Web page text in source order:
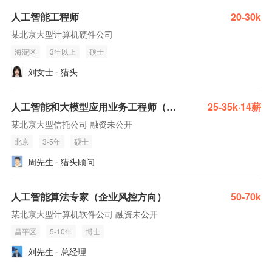
人工智能工程师 20-30k
某北京大型计算机硬件公司
海淀区 3年以上 硕士
刘女士 · 猎头
人工智能和大模型应用业务工程师（信息技术部） 25-35k·14薪
某北京大型信托公司 融资未公开
北京 3-5年 硕士
周先生 · 猎头顾问
人工智能算法专家（企业风控方向） 50-70k
某北京大型计算机软件公司 融资未公开
昌平区 5-10年 博士
刘先生 · 总经理